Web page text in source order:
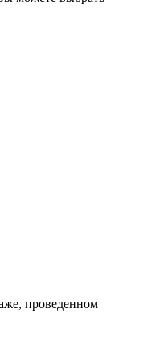
проведенном